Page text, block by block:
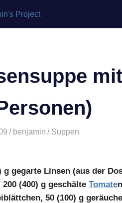
benjamin Suppen
g gegarte Linsen (aus der
(400) g geschälte Tomate
50 (100) g